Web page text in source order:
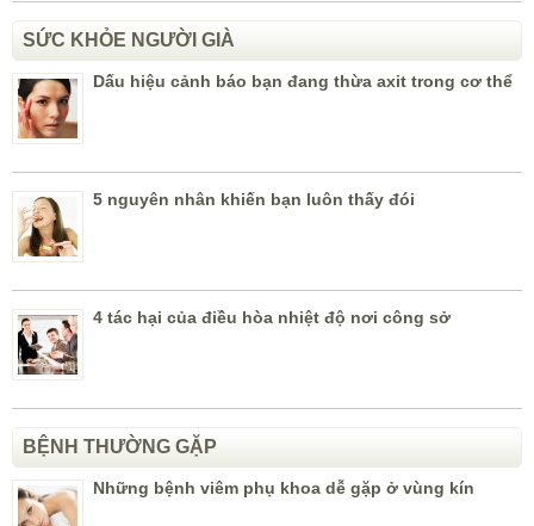
SỨC KHỎE NGƯỜI GIÀ
Dấu hiệu cảnh báo bạn đang thừa axit trong cơ thể
5 nguyên nhân khiến bạn luôn thấy đói
4 tác hại của điều hòa nhiệt độ nơi công sở
BỆNH THƯỜNG GẶP
Những bệnh viêm phụ khoa dễ gặp ở vùng kín